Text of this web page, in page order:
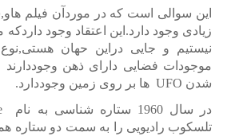
این سوالی است که در موردآن فیلم
زیادی وجود دارد.این اعتقاد وجود داردکه
نیستیم و جایی دراین حهان
موجودات فضایی دارای ذهن وجوددارند
شدن UFO ها بر روی زمین وجوددارد.
تلسکوب رادیویی را به سمت دو ستاره